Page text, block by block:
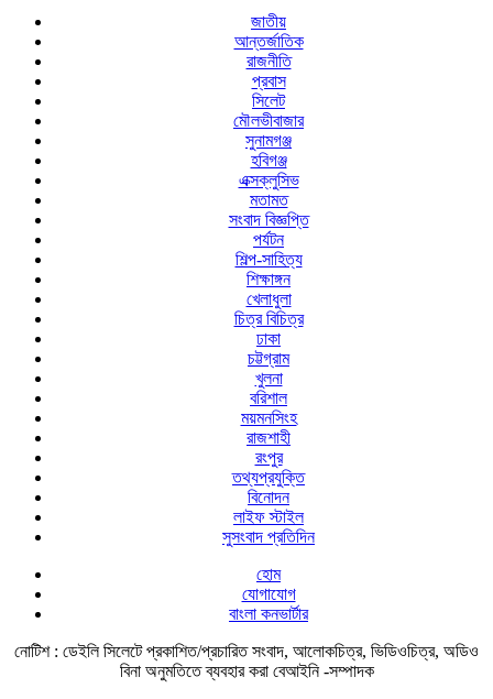
জাতীয়
আন্তর্জাতিক
রাজনীতি
প্রবাস
সিলেট
মৌলভীবাজার
সুনামগঞ্জ
হবিগঞ্জ
এক্সক্লুসিভ
মতামত
সংবাদ বিজ্ঞপ্তি
পর্যটন
শিল্প-সাহিত্য
শিক্ষাঙ্গন
খেলাধুলা
চিত্র বিচিত্র
ঢাকা
চট্টগ্রাম
খুলনা
বরিশাল
ময়মনসিংহ
রাজশাহী
রংপুর
তথ্যপ্রযুক্তি
বিনোদন
লাইফ স্টাইল
সুসংবাদ প্রতিদিন
হোম
যোগাযোগ
বাংলা কনভার্টার
নোটিশ : ডেইলি সিলেটে প্রকাশিত/প্রচারিত সংবাদ, আলোকচিত্র, ভিডিওচিত্র, অডিও
বিনা অনুমতিতে ব্যবহার করা বেআইনি -সম্পাদক